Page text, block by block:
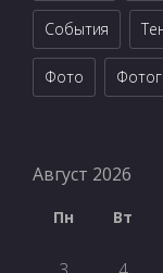
События
Фото
Август 2026
Пн Вт